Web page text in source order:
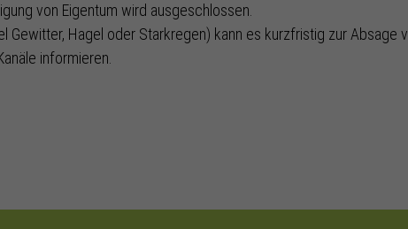
von Eigentum wird ausgeschlossen.
Gewitter, Hagel oder Starkregen) kann es kurzfristig zur
informieren.